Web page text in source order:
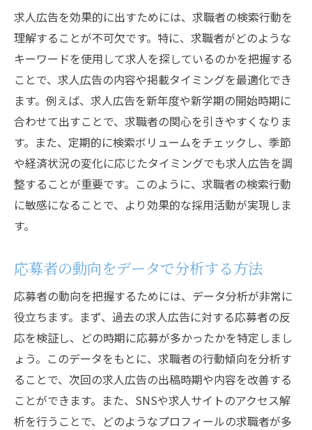
求人広告を効果的に出すためには、求職者の検索行動を
理解することが不可欠です。特に、求職者がどのような
キーワードを使用して求人を探しているのかを把握する
ことで、求人広告の内容や掲載タイミングを最適化でき
ます。例えば、求人広告を新年度や新学期の開始時期に
合わせて出すことで、求職者の関心を引きやすくなりま
す。また、定期的に検索ボリュームをチェックし、季節
や経済状況の変化に応じたタイミングでも求人広告を調
整することが重要です。このように、求職者の検索行動
に敏感になることで、より効果的な採用活動が実現しま
す。
応募者の動向をデータで分析する方法
応募者の動向を把握するためには、データ分析が非常に
役立ちます。まず、過去の求人広告に対する応募者の反
応を検証し、どの時期に応募が多かったかを特定しまし
ょう。このデータをもとに、求職者の行動傾向を分析す
ることで、次回の求人広告の出稿時期や内容を改善する
ことができます。また、SNSや求人サイトのアクセス解
析を行うことで、どのようなプロフィールの求職者が多